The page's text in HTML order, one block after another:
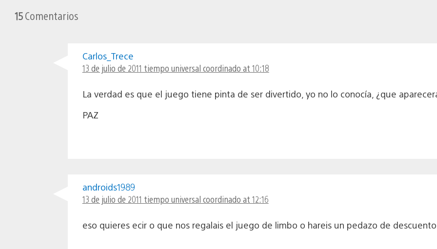
15Comentarios
Carlos_Trece
13 de julio de 2011 tiempo universal coordinado at 10:18
La verdad es que el juego tiene pinta de ser divertido, yo no lo conocía, ¿que
PAZ
androids1989
13 de julio de 2011 tiempo universal coordinado at 12:16
eso quieres ecir o que nos regalais el juego de limbo o hareis un pedazo de